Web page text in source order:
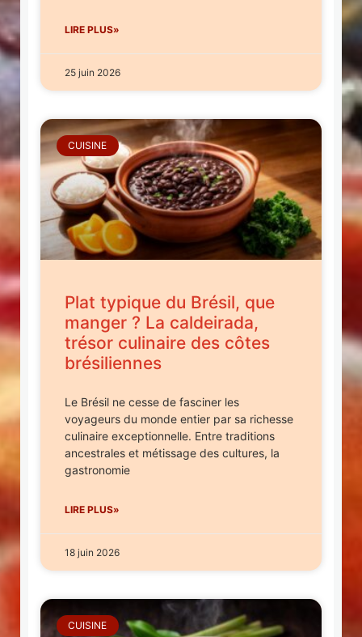
LIRE PLUS»
25 juin 2026
CUISINE
Plat typique du Brésil, que
manger ? La caldeirada,
trésor culinaire des côtes
brésiliennes
Le Brésil ne cesse de fasciner les
voyageurs du monde entier par sa richesse
culinaire exceptionnelle. Entre traditions
ancestrales et métissage des cultures, la
gastronomie
LIRE PLUS»
18 juin 2026
CUISINE